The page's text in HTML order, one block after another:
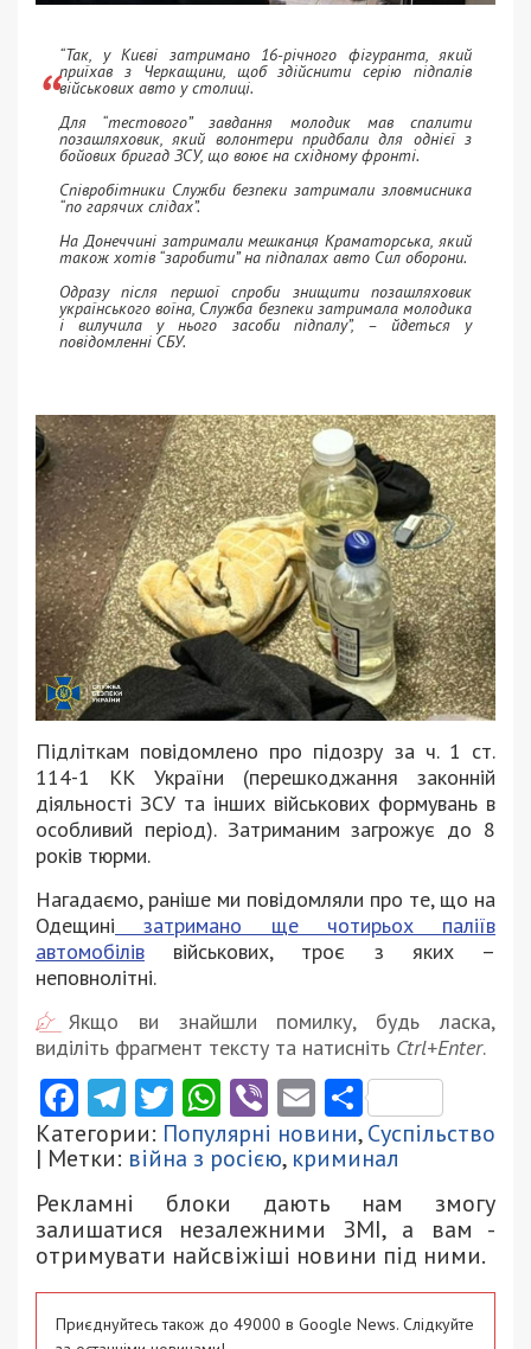
“Так, у Києві затримано 16-річного фігуранта, який
приїхав з Черкащини, щоб здійснити серію підпалів
військових авто у столиці.
Для “тестового” завдання молодик мав спалити
позашляховик, який волонтери придбали для однієї з
бойових бригад ЗСУ, що воює на східному фронті.
Співробітники Служби безпеки затримали зловмисника
“по гарячих слідах”.
На Донеччині затримали мешканця Краматорська, який
також хотів “заробити” на підпалах авто Сил оборони.
Одразу після першої спроби знищити позашляховик
українського воїна, Служба безпеки затримала молодика
і вилучила у нього засоби підпалу”, – йдеться у
повідомленні СБУ.
Підліткам повідомлено про підозру за ч. 1 ст.
114-1 КК України (перешкоджання законній
діяльності ЗСУ та інших військових формувань в
особливий період). Затриманим загрожує до 8
років тюрми.
Нагадаємо, раніше ми повідомляли про те, що на
Одещині затримано ще чотирьох паліїв
автомобілів військових, троє з яких –
неповнолітні.
Якщо ви знайшли помилку, будь ласка,
виділіть фрагмент тексту та натисніть Ctrl+Enter.
Facebook
Telegram
Twitter
WhatsApp
ViberEmail
Категории: Популярні новини,Суспільство
| Метки: війна з росією, криминал
Рекламні блоки дають нам змогу
залишатися незалежними ЗМІ, а вам -
отримувати найсвіжіші новини під ними.
Приєднуйтесь також до 49000 в Google News. Слідкуйте